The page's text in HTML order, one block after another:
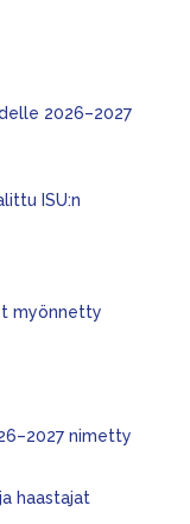
2026–2027
ISU:n
myönnetty
nimetty
haastajat